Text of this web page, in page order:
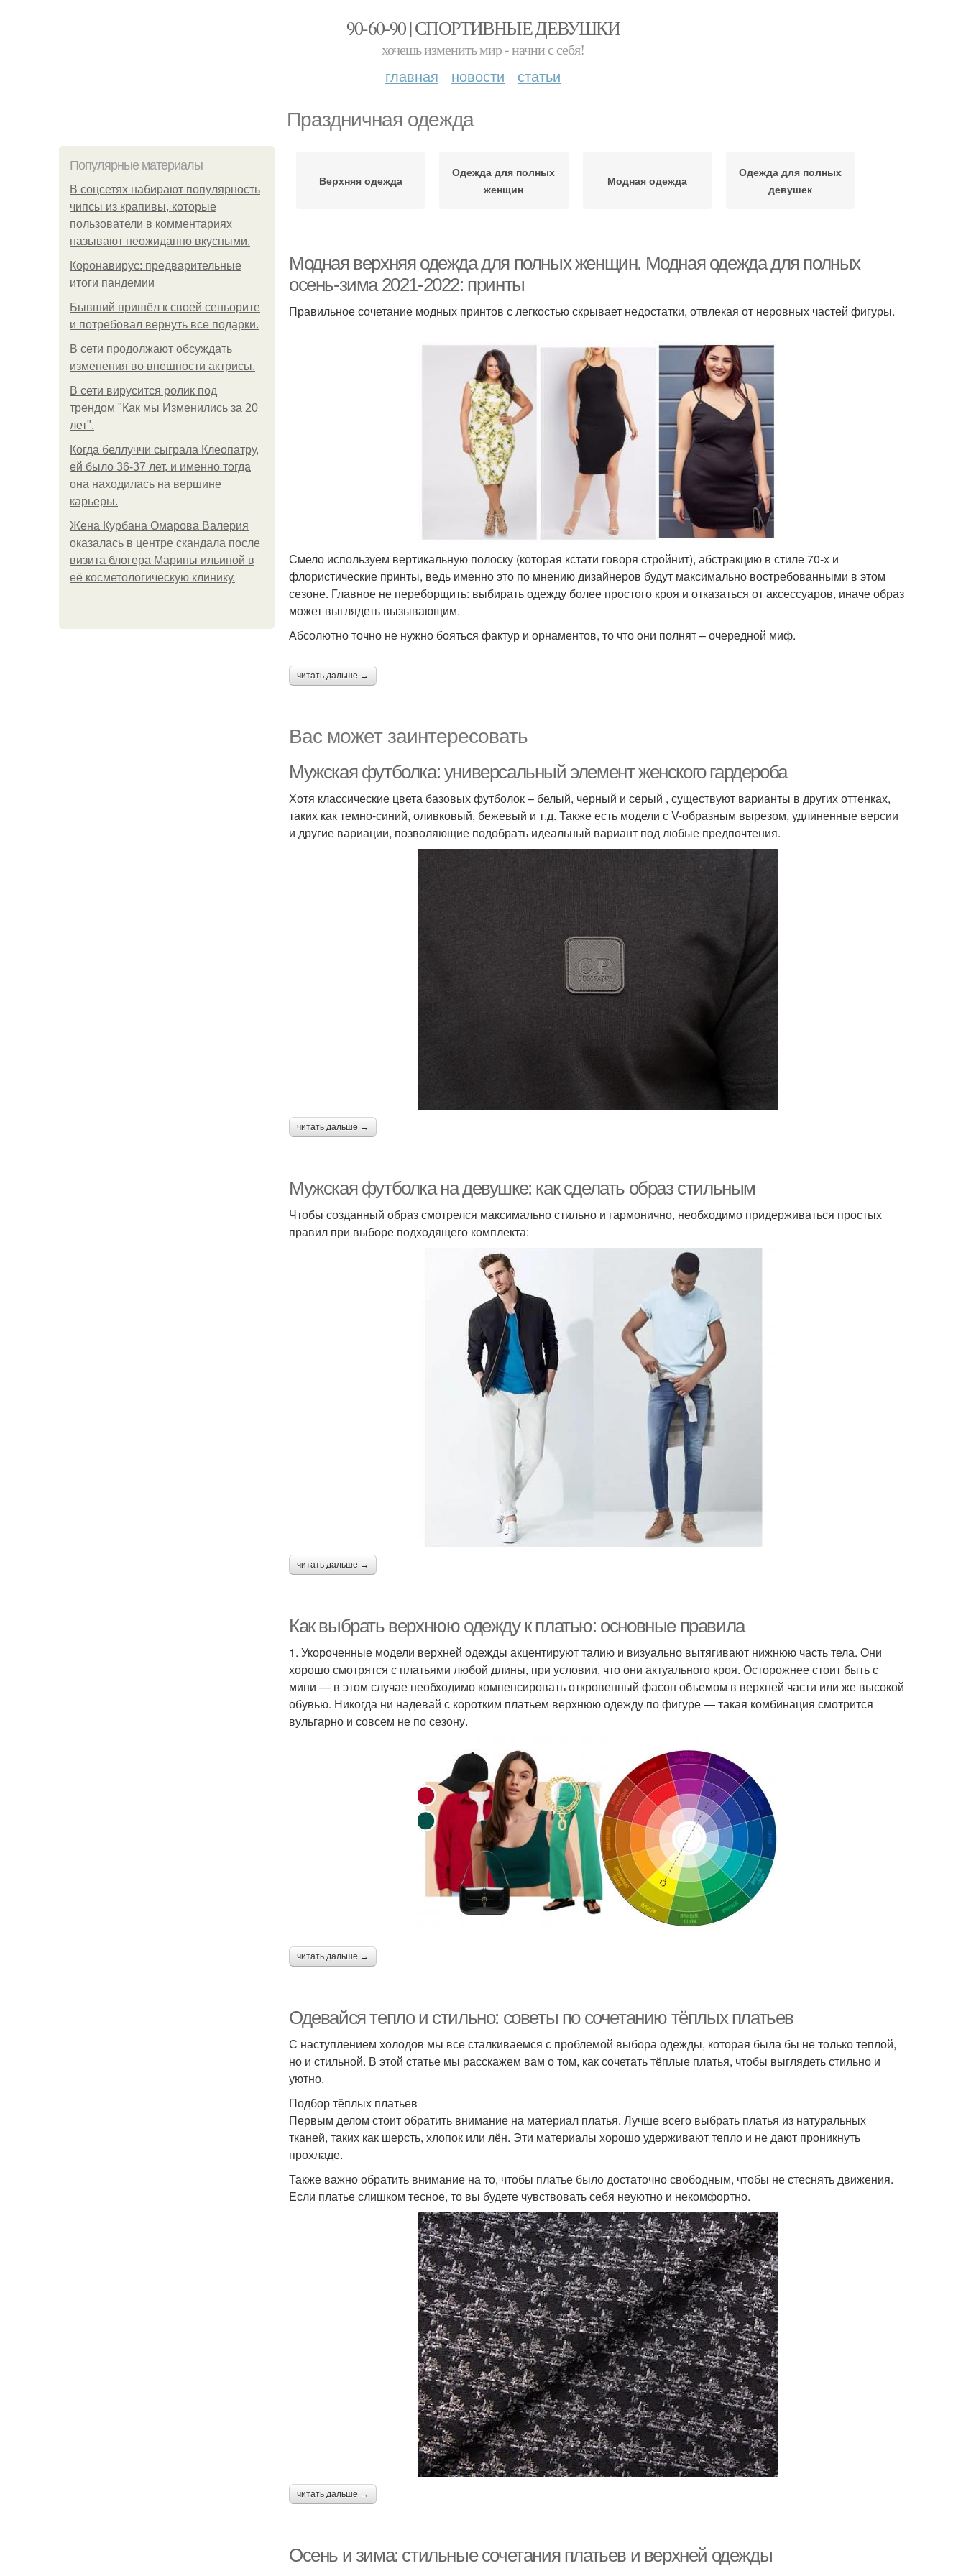
90-60-90 | СПОРТИВНЫЕ ДЕВУШКИ
хочешь изменить мир - начни с себя!
главная новости статьи
Праздничная одежда
Популярные материалы
В соцсетях набирают популярность
чипсы из крапивы, которые
пользователи в комментариях
называют неожиданно вкусными.
Коронавирус: предварительные
итоги пандемии
Бывший пришёл к своей сеньорите
и потребовал вернуть все подарки.
В сети продолжают обсуждать
изменения во внешности актрисы.
В сети вирусится ролик под
трендом "Как мы Изменились за 20
лет".
Когда беллуччи сыграла Клеопатру,
ей было 36-37 лет, и именно тогда
она находилась на вершине
карьеры.
Жена Курбана Омарова Валерия
оказалась в центре скандала после
визита блогера Марины ильиной в
её косметологическую клинику.
Верхняя одежда
Одежда для полных
женщин
Модная одежда
Одежда для полных
девушек
Модная верхняя одежда для полных женщин. Модная одежда для полных
осень-зима 2021-2022: принты
Правильное сочетание модных принтов с легкостью скрывает недостатки, отвлекая от неровных частей фигуры.
Смело используем вертикальную полоску (которая кстати говоря стройнит), абстракцию в стиле 70-х и
флористические принты, ведь именно это по мнению дизайнеров будут максимально востребованными в этом
сезоне. Главное не переборщить: выбирать одежду более простого кроя и отказаться от аксессуаров, иначе образ
может выглядеть вызывающим.
Абсолютно точно не нужно бояться фактур и орнаментов, то что они полнят – очередной миф.
читать дальше →
Вас может заинтересовать
Мужская футболка: универсальный элемент женского гардероба
Хотя классические цвета базовых футболок – белый, черный и серый , существуют варианты в других оттенках,
таких как темно-синий, оливковый, бежевый и т.д. Также есть модели с V-образным вырезом, удлиненные версии
и другие вариации, позволяющие подобрать идеальный вариант под любые предпочтения.
читать дальше →
Мужская футболка на девушке: как сделать образ стильным
Чтобы созданный образ смотрелся максимально стильно и гармонично, необходимо придерживаться простых
правил при выборе подходящего комплекта:
читать дальше →
Как выбрать верхнюю одежду к платью: основные правила
1. Укороченные модели верхней одежды акцентируют талию и визуально вытягивают нижнюю часть тела. Они
хорошо смотрятся с платьями любой длины, при условии, что они актуального кроя. Осторожнее стоит быть с
мини — в этом случае необходимо компенсировать откровенный фасон объемом в верхней части или же высокой
обувью. Никогда ни надевай с коротким платьем верхнюю одежду по фигуре — такая комбинация смотрится
вульгарно и совсем не по сезону.
читать дальше →
Одевайся тепло и стильно: советы по сочетанию тёплых платьев
С наступлением холодов мы все сталкиваемся с проблемой выбора одежды, которая была бы не только теплой,
но и стильной. В этой статье мы расскажем вам о том, как сочетать тёплые платья, чтобы выглядеть стильно и
уютно.
Подбор тёплых платьев
Первым делом стоит обратить внимание на материал платья. Лучше всего выбрать платья из натуральных
тканей, таких как шерсть, хлопок или лён. Эти материалы хорошо удерживают тепло и не дают проникнуть
прохладе.
Также важно обратить внимание на то, чтобы платье было достаточно свободным, чтобы не стеснять движения.
Если платье слишком тесное, то вы будете чувствовать себя неуютно и некомфортно.
читать дальше →
Осень и зима: стильные сочетания платьев и верхней одежды